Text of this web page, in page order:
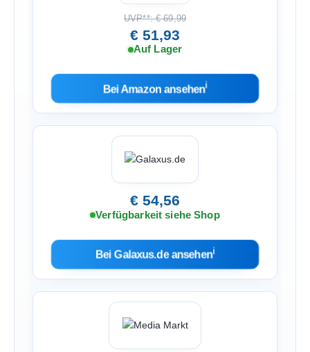
UVP**: € 69,99
€ 51,93
Auf Lager
Bei Amazon ansehenℹ︎
€ 54,56
Verfügbarkeit siehe Shop
Bei Galaxus.de ansehenℹ︎